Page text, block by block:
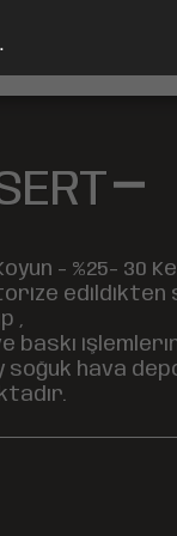
- %25- 30
edildikten
,
baskı
soğuk hava